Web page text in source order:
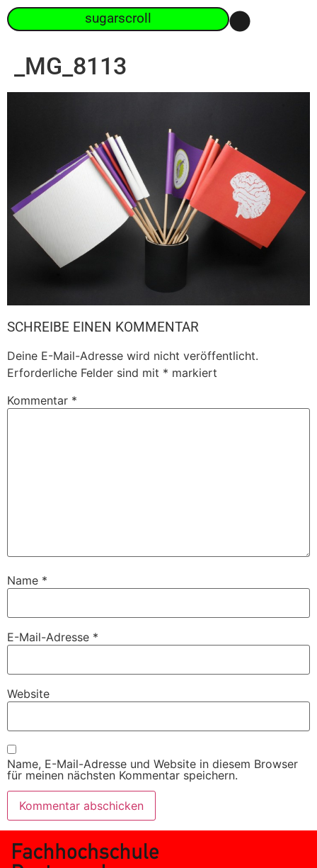
sugarscroll
_MG_8113
SCHREIBE EINEN KOMMENTAR
Deine E-Mail-Adresse wird nicht veröffentlicht.
Erforderliche Felder sind mit * markiert
Kommentar *
Name *
E-Mail-Adresse *
Website
Name, E-Mail-Adresse und Website in diesem Browser
für meinen nächsten Kommentar speichern.